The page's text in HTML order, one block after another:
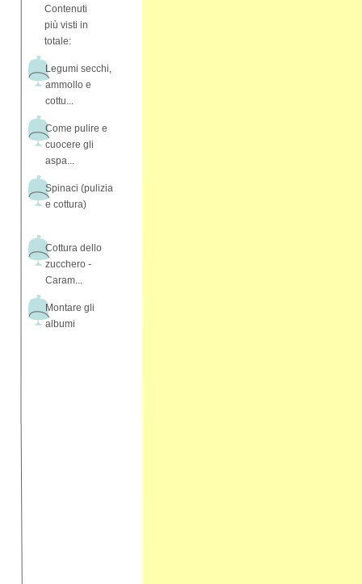
Contenuti
più visti in
totale:
Legumi secchi,
ammollo e
cottu...
Come pulire e
cuocere gli
aspa...
Spinaci (pulizia
e cottura)
Cottura dello
zucchero -
Caram...
Montare gli
albumi